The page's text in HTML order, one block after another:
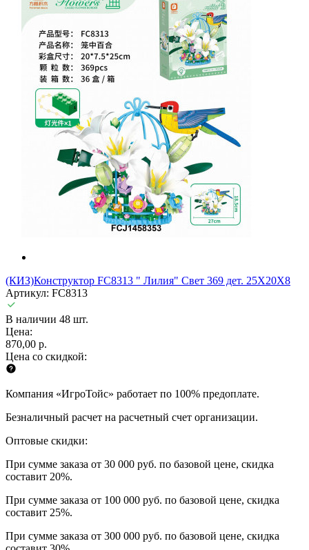
(КИЗ)Конструктор FC8313 " Лилия" Свет 369 дет. 25X20X8
Артикул: FC8313
В наличии 48 шт.
Цена:
870,00 р.
Цена со скидкой:
Компания «ИгроТойс» работает по 100% предоплате.
Безналичный расчет на расчетный счет организации.
Оптовые скидки:
При сумме заказа от 30 000 руб. по базовой цене, скидка
составит 20%.
При сумме заказа от 100 000 руб. по базовой цене, скидка
составит 25%.
При сумме заказа от 300 000 руб. по базовой цене, скидка